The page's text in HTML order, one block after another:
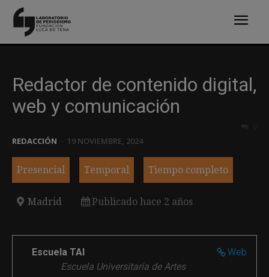
Redactor de contenido digital,
web y comunicación
REDACCIÓN 19 NOVIEMBRE, 2024
Presencial Temporal Tiempo completo
Madrid Publicado hace 2 años
Web
Escuela TAI
Escuela Universitaria de Artes